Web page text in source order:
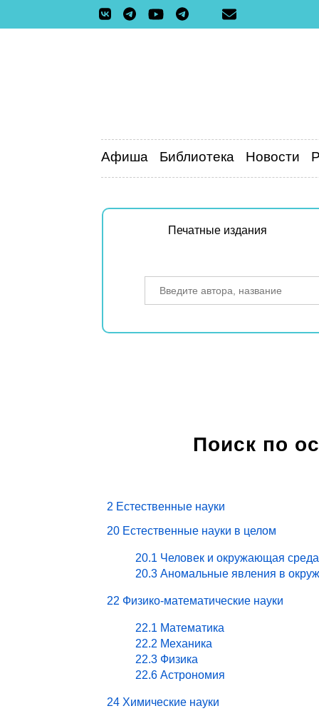
Афиша Библиотека Новости
Печатные издания
Поиск по
2 Естественные науки
20 Естественные науки в целом
20.1 Человек и окружающая
20.3 Аномальные явления в
22 Физико-математические науки
22.1 Математика
22.2 Механика
22.3 Физика
22.6 Астрономия
24 Химические науки